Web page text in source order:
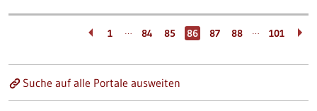
1 … 84 85 86 87 88 … 101
Suche auf alle Portale ausweiten